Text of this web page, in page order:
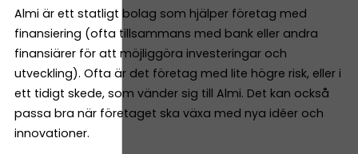
Almi är ett statligt bolag som hjälper företag med
finansiering (ofta tillsammans med bank eller andra
finansiärer för att möjliggöra investeringar och
utveckling). Ofta är det företag med lite högre risk, eller i
ett tidigt skede, som vänder sig till Almi. Det kan också
passa bra när företaget ska växa med nya idéer och
innovationer.